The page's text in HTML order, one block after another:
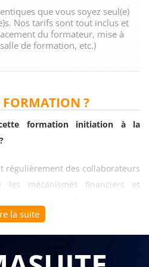
que vous soyez seul(e)
Nos tarifs sont tout inclus et
du formateur, mise à
de formation, etc.)
FORMATION ?
formation initiation à la
régulièrement des collaborateurs
les mécanismes financiers et
des gestionnaires ou des
disposer de bases solides en
la suite